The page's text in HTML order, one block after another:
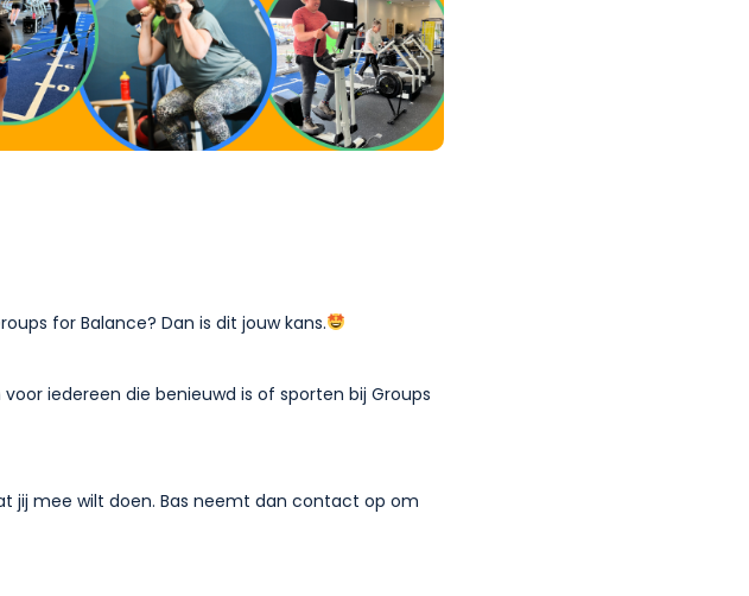
for Balance? Dan is dit jouw kans.
iedereen die benieuwd is of sporten bij Groups
jij mee wilt doen. Bas neemt dan contact op om